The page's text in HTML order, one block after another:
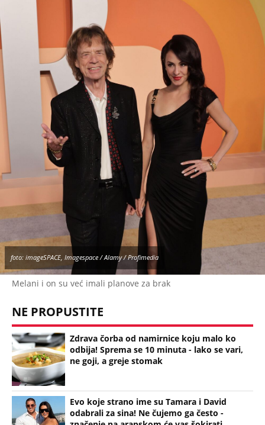
00:39
Blokada Brankovog mosta
(Espreso / Ona.rs/People/M.S.)
Uz Espreso aplikaciju nijedna druga vam neće
trebati. Instalirajte i proverite zašto!
Mik Džeger Žene Intimni odnosi Rolingstonsi
KOMŠIJE OTKRILE POZADINU UBISTVA NA NOVOM
BEOGRADU! Sin do smrti tukao uglednu doktorku
Milku, iza svega se krije jeziva priča koja je trajala
GODINAMA
LIZA POGINULA U NESREĆI KAKVA SE DEŠAVA
100 metara od kućnog praga, porodica mesecima
čeka odgovore
Sve ovo se gradi na mostu: Fascinantan projekat u
Beogradu donosi kafiće iznad pešačkih staza,
galerije i 19 zelenih zona - pogledajte kakvo čudo
niče na Savi